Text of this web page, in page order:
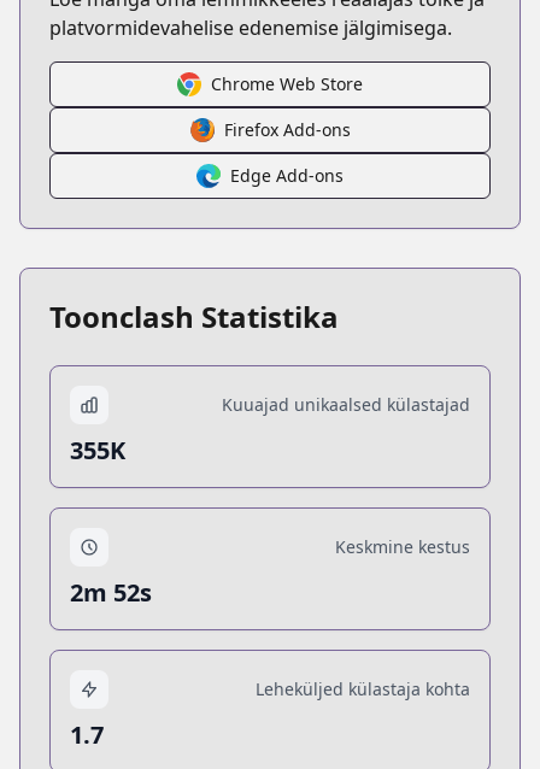
platvormidevahelise edenemise jälgimisega.
Chrome Web Store
Firefox Add-ons
Edge Add-ons
Toonclash Statistika
Kuuajad unikaalsed külastajad
355K
Keskmine kestus
2m 52s
Leheküljed külastaja kohta
1.7